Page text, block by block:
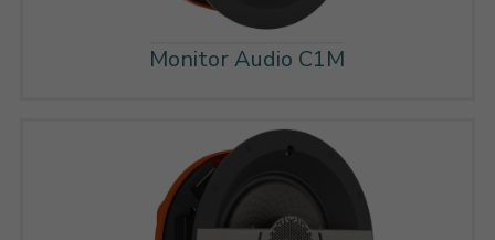
Monitor Audio C1M